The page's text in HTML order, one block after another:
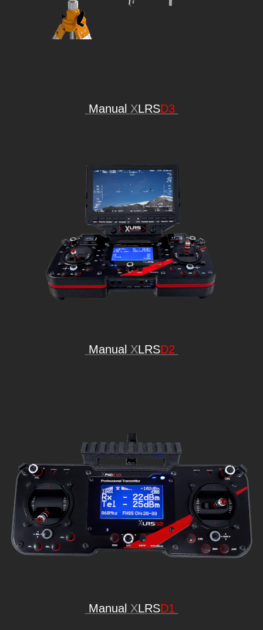
Manual XLRSD3
Manual XLRSD2
Manual XLRSD1